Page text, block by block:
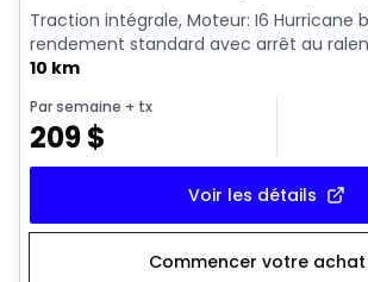
Traction intégrale, Moteur: I6 Hurricane
rendement standard avec arrêt au
10 km
Par semaine + tx
209$
Voir les détails
Commencer votre achat